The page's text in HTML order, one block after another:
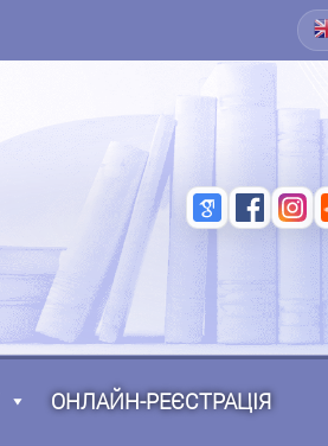
ОНЛАЙН-РЕЄСТРАЦІЯ